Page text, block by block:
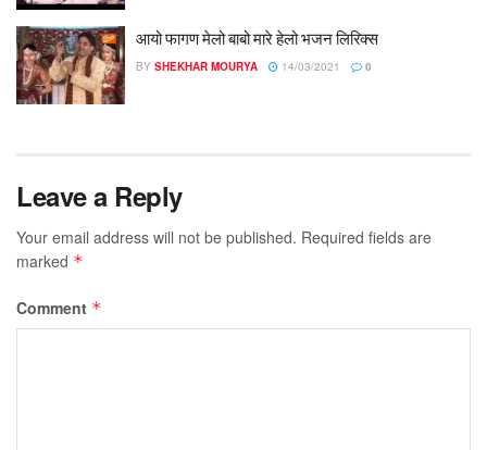
आयो फागण मेलो बाबो मारे हेलो भजन लिरिक्स
BY SHEKHAR MOURYA 14/03/2021 0
Leave a Reply
Your email address will not be published. Required fields are
marked *
Comment *